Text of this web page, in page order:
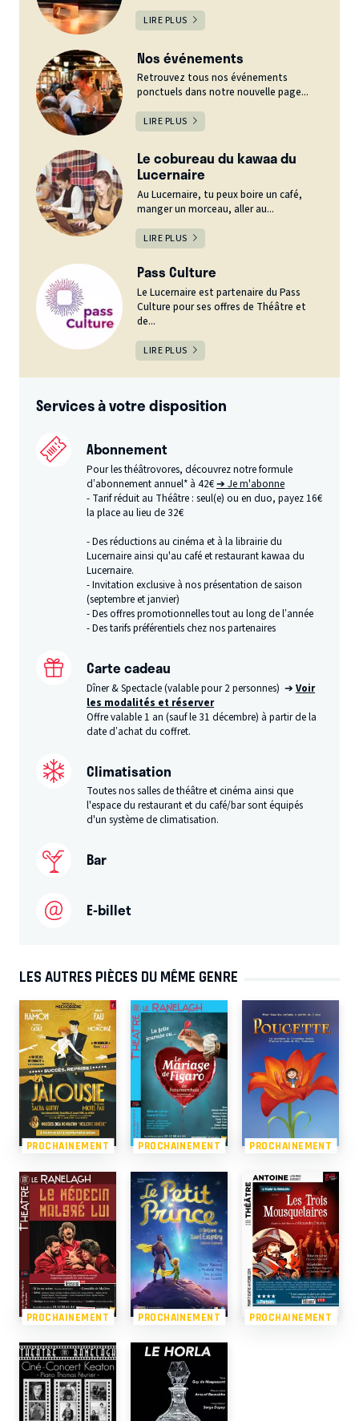
LIRE PLUS
Nos événements
Retrouvez tous nos événements
ponctuels dans notre nouvelle page...
LIRE PLUS
Le cobureau du kawaa du
Lucernaire
Au Lucernaire, tu peux boire un café,
manger un morceau, aller au...
LIRE PLUS
Pass Culture
Le Lucernaire est partenaire du Pass
Culture pour ses offres de Théâtre et
de...
LIRE PLUS
Services à votre disposition
Abonnement
Pour les théâtrovores, découvrez notre formule
d’abonnement annuel* à 42€➔ Je m'abonne
- Tarif réduit au Théâtre : seul(e) ou en duo, payez 16€
la place au lieu de 32€
- Des réductions au cinéma et à la librairie du
Lucernaire ainsi qu'au café et restaurant kawaa du
Lucernaire.
- Invitation exclusive à nos présentation de saison
(septembre et janvier)
- Des offres promotionnelles tout au long de l’année
- Des tarifs préférentiels chez nos partenaires
Carte cadeau
Dîner & Spectacle (valable pour 2 personnes) ➔Voir
les modalités et réserver
Offre valable 1 an (sauf le 31 décembre) à partir de la
date d’achat du coffret.
Climatisation
Toutes nos salles de théâtre et cinéma ainsi que
l'espace du restaurant et du café/bar sont équipés
d'un système de climatisation.
Bar
E-billet
LES AUTRES PIÈCES DU MÊME GENRE
PROCHAINEMENT PROCHAINEMENT PROCHAINEMENT
PROCHAINEMENT PROCHAINEMENT PROCHAINEMENT